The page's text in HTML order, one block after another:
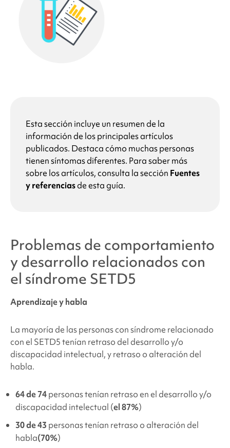
Esta sección incluye un resumen de la
información de los principales artículos
publicados. Destaca cómo muchas personas
tienen síntomas diferentes. Para saber más
sobre los artículos, consulta la sección Fuentes
y referenciasde esta guía.
Problemas de comportamiento
y desarrollo relacionados con
el síndrome SETD5
Aprendizaje y habla
La mayoría de las personas consíndrome relacionado
con el SETD5tenían retraso del desarrollo y/o
discapacidad intelectual, y retraso o alteración del
habla.
64 de 74personas tenían retraso en el desarrollo y/o
discapacidad intelectual (el 87%)
30 de 43 personas tenían retraso o alteración del
habla(70%)